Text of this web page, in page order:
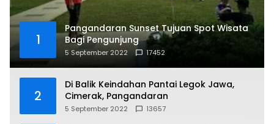
1
Pangandaran Sunset Tujuan Spot Wisata
Bagi Pengunjung
5 September 2022 17452
2
Di Balik Keindahan Pantai Legok Jawa,
Cimerak, Pangandaran
5 September 2022 13657